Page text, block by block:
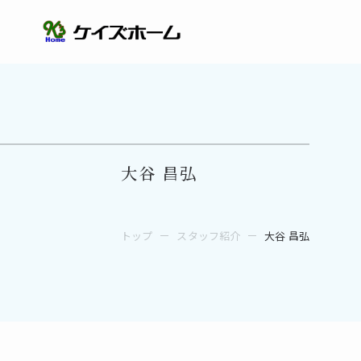
大谷 昌弘
トップ スタッフ紹介 大谷 昌弘